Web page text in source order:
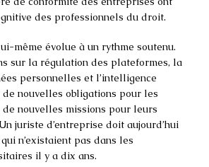
des professionnels du droit.
même évolue à un rythme soutenu.
sur la régulation des plateformes, la
personnelles et l’intelligence
nouvelles obligations pour les
nouvelles missions pour leurs
juriste d’entreprise doit aujourd’hui
n’existaient pas dans les
il y a dix ans.